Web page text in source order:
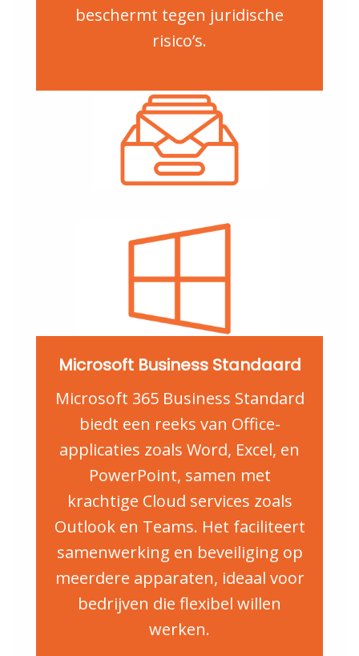
beschermt tegen juridische
risico’s.
Microsoft Business Standaard
Microsoft 365 Business Standard
biedt een reeks van Office-
applicaties zoals Word, Excel, en
PowerPoint, samen met
krachtige Cloud services zoals
Outlook en Teams. Het faciliteert
samenwerking en beveiliging op
meerdere apparaten, ideaal voor
bedrijven die flexibel willen
werken.